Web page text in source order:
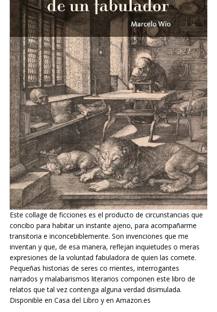
Este collage de ficciones es el producto de circunstancias que
concibo para habitar un instante ajeno, para acompañarme
transitoria e inconcebiblemente. Son invenciones que me
inventan y que, de esa manera, reflejan inquietudes o meras
expresiones de la voluntad fabuladora de quien las comete.
Pequeñas historias de seres co rrientes, interrogantes
narrados y malabarismos literarios componen este libro de
relatos que tal vez contenga alguna verdad disimulada.
Disponible en Casa del Libro y en Amazon.es